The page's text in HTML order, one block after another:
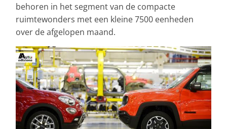
behoren in het segment van de compacte
ruimtewonders met een kleine 7500 eenheden
over de afgelopen maand.